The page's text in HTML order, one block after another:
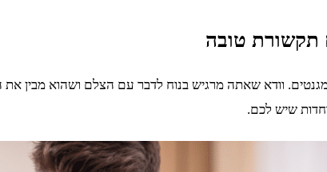
תקשורת טובה
וודא שאתה מרגיש בנוח לדבר עם הצלם ושהוא מבין את
שיש לכם.